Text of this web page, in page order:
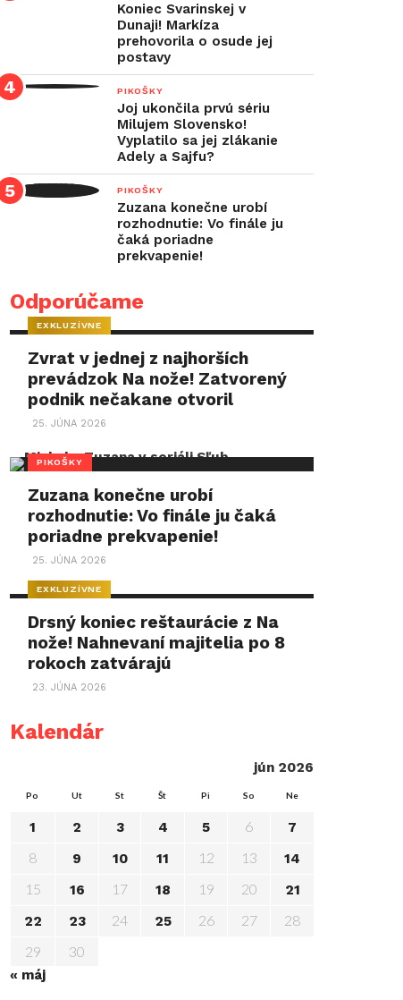
Koniec Svarinskej v
Dunaji! Markíza
prehovorila o osude jej
postavy
PIKOŠKY
Joj ukončila prvú sériu
Milujem Slovensko!
Vyplatilo sa jej zlákanie
Adely a Sajfu?
PIKOŠKY
Zuzana konečne urobí
rozhodnutie: Vo finále ju
čaká poriadne
prekvapenie!
Odporúčame
EXKLUZÍVNE
Zvrat v jednej z najhorších
prevádzok Na nože! Zatvorený
podnik nečakane otvoril
25. JÚNA 2026
PIKOŠKY
Zuzana konečne urobí
rozhodnutie: Vo finále ju čaká
poriadne prekvapenie!
25. JÚNA 2026
EXKLUZÍVNE
Drsný koniec reštaurácie z Na
nože! Nahnevaní majitelia po 8
rokoch zatvárajú
23. JÚNA 2026
Kalendár
jún 2026
Po Ut St Št Pi So Ne
1 2 3 4 5 6 7
8 9 10 11 12 13 14
15 16 17 18 19 20
21
22
23 24 25 26 27
28
29
30
« máj